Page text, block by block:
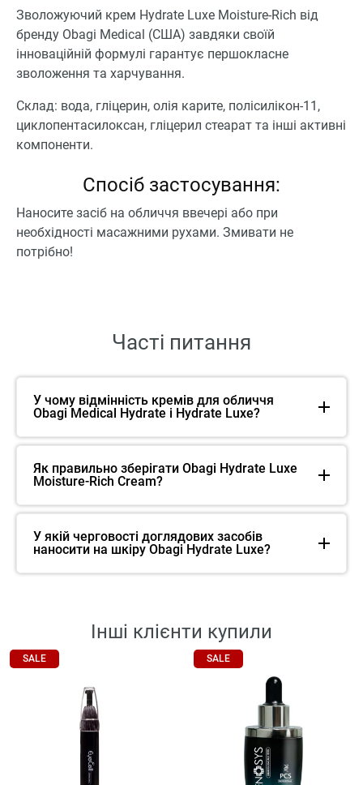
Зволожуючий крем Hydrate Luxe Moisture-Rich від
бренду Obagi Medical (США) завдяки своїй
інноваційній формулі гарантує першокласне
зволоження та харчування.
Склад: вода, гліцерин, олія карите, полісилікон-11,
циклопентасилоксан, гліцерил стеарат та інші активні
компоненти.
Спосіб застосування:
Наносите засіб на обличчя ввечері або при
необхідності масажними рухами. Змивати не
потрібно!
Часті питання
У чому відмінність кремів для обличчя
Obagi Medical Hydrate і Hydrate Luxe?
Як правильно зберігати Obagi Hydrate Luxe
Moisture-Rich Cream?
У якій черговості доглядових засобів
наносити на шкіру Obagi Hydrate Luxe?
Інші клієнти купили
SALE SALE